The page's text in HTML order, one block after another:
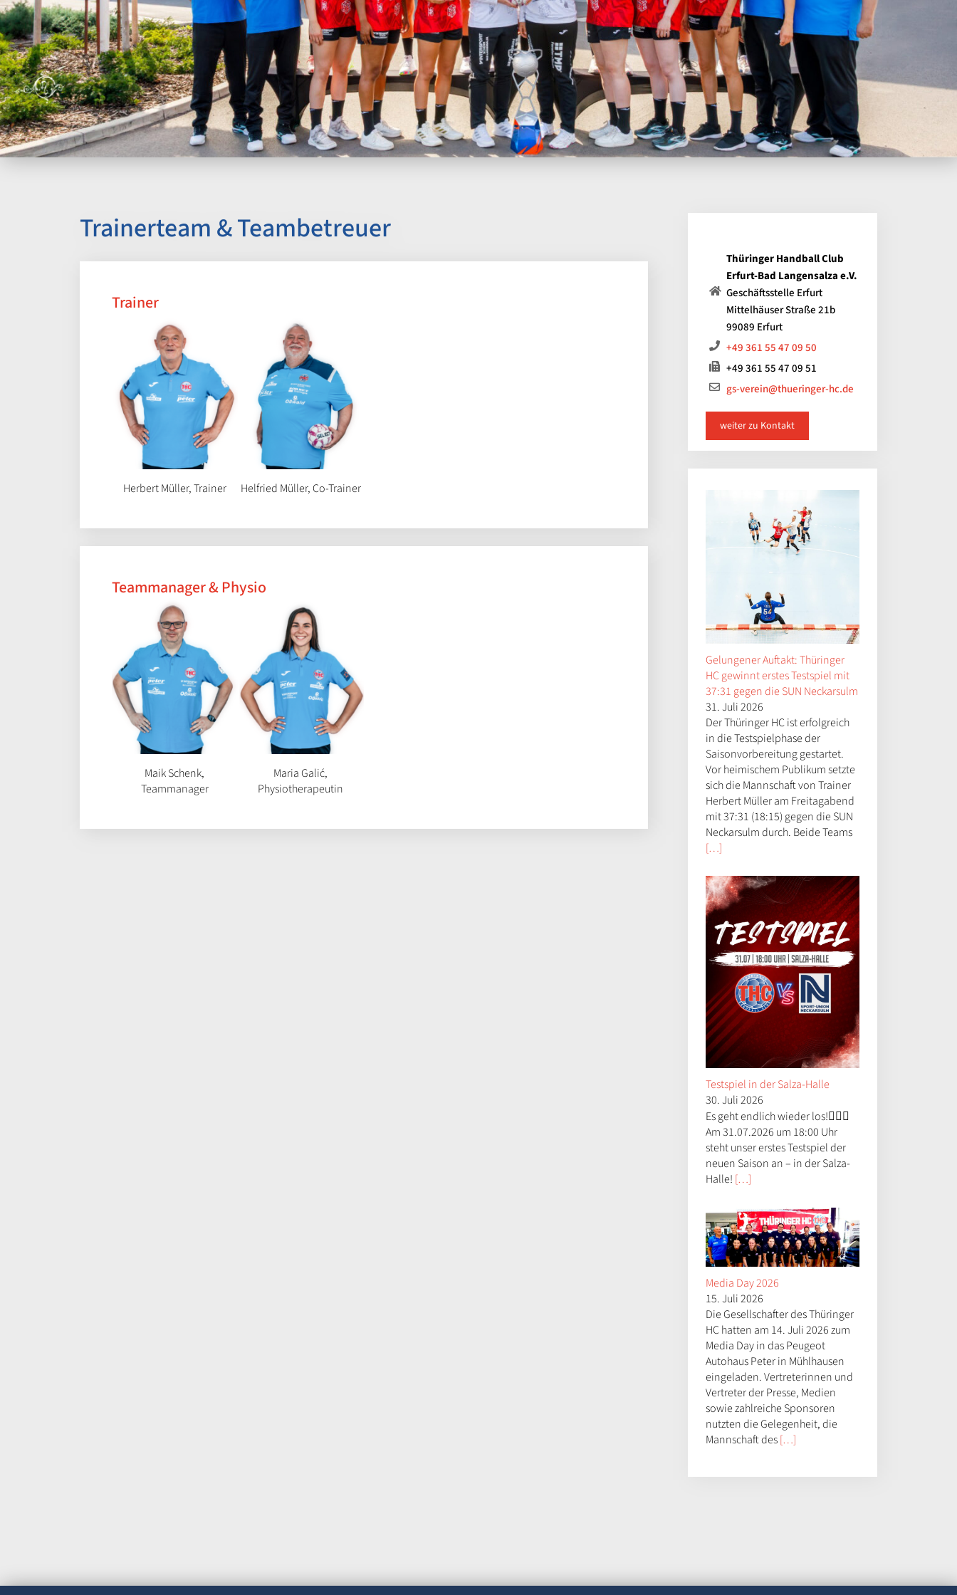
Trainerteam & Teambetreuer
Trainer
Herbert Müller, Trainer Helfried Müller, Co-Trainer
Teammanager & Physio
Maik Schenk,
Teammanager
Maria Galić,
Physiotherapeutin
Thüringer Handball Club
Erfurt-Bad Langensalza e.V.
Geschäftsstelle Erfurt
Mittelhäuser Straße 21b
99089 Erfurt
+49 361 55 47 09 50
+49 361 55 47 09 51
gs-verein@thueringer-hc.de
weiter zu Kontakt
Gelungener Auftakt: Thüringer
HC gewinnt erstes Testspiel mit
37:31 gegen die SUN Neckarsulm
31. Juli 2026
Der Thüringer HC ist erfolgreich
in die Testspielphase der
Saisonvorbereitung gestartet.
Vor heimischem Publikum setzte
sich die Mannschaft von Trainer
Herbert Müller am Freitagabend
mit 37:31 (18:15) gegen die SUN
Neckarsulm durch. Beide Teams
[…]
Testspiel in der Salza-Halle
30. Juli 2026
Es geht endlich wieder los!😮‍💨🤝
Am 31.07.2026 um 18:00 Uhr
steht unser erstes Testspiel der
neuen Saison an – in der Salza-
Halle! […]
Media Day 2026
15. Juli 2026
Die Gesellschafter des Thüringer
HC hatten am 14. Juli 2026 zum
Media Day in das Peugeot
Autohaus Peter in Mühlhausen
eingeladen. Vertreterinnen und
Vertreter der Presse, Medien
sowie zahlreiche Sponsoren
nutzten die Gelegenheit, die
Mannschaft des[…]